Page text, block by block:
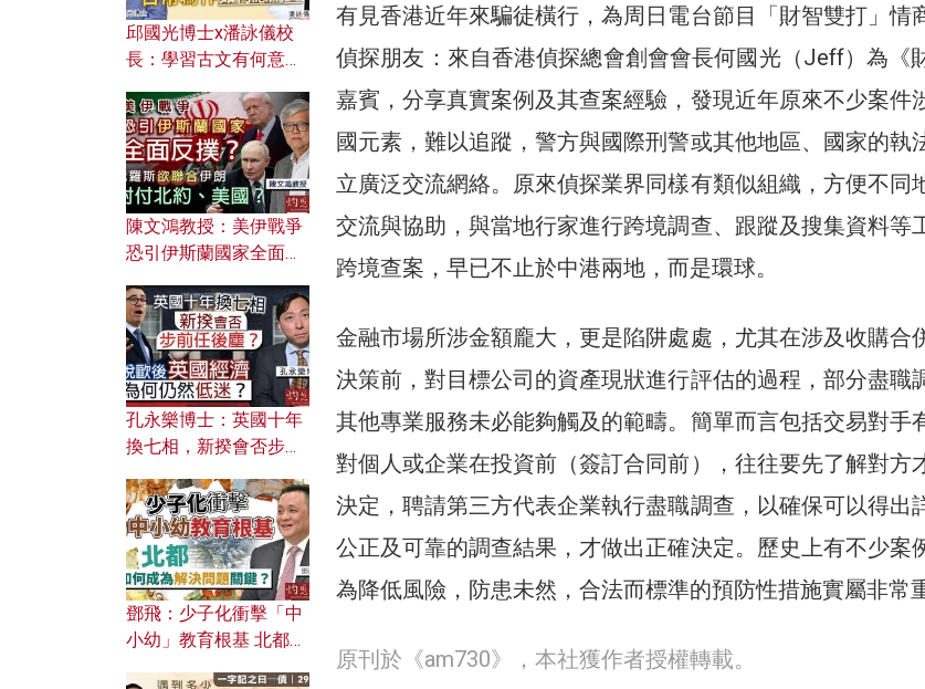
有見香港近年來騙徒橫行，為周日電台節目「財智雙打」情
偵探朋友：來自香港偵探總會創會會長何國光（Jeff）為《
嘉賓，分享真實案例及其查案經驗，發現近年原來不少案件
國元素，難以追蹤，警方與國際刑警或其他地區、國家的執
立廣泛交流網絡。原來偵探業界同樣有類似組織，方便不同
交流與協助，與當地行家進行跨境調查、跟蹤及搜集資料等
跨境查案，早已不止於中港兩地，而是環球。
金融市場所涉金額龐大，更是陷阱處處，尤其在涉及收購合
決策前，對目標公司的資產現狀進行評估的過程，部分盡職
其他專業服務未必能夠觸及的範疇。簡單而言包括交易對手
對個人或企業在投資前（簽訂合同前），往往要先了解對方
決定，聘請第三方代表企業執行盡職調查，以確保可以得出
公正及可靠的調查結果，才做出正確決定。歷史上有不少案
為降低風險，防患未然，合法而標準的預防性措施實屬非常
原刊於《am730》，本社獲作者授權轉載。
邱國光博士x潘詠儀校
長：學習古文有何意
文之美？ 日常寫作如何
應用？
陳文鴻教授：美伊戰爭
恐引伊斯蘭國家全面反
對付北約美國？
孔永樂博士：英國十年
換七相，新揆會否步前
濟為何仍然低迷？
鄧飛：少子化衝擊「中
小幼」教育根基 北都如